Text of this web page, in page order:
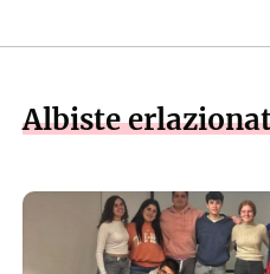
Albiste